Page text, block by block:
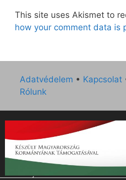
This site uses Akismet to
how your comment data is
Adatvédelem • Kapcsolat
Rólunk